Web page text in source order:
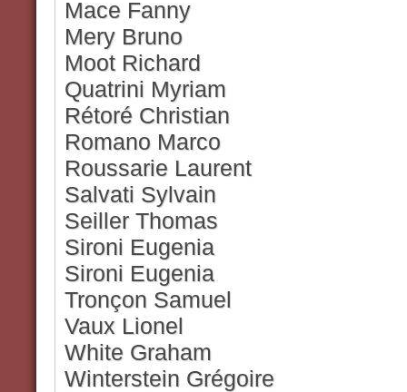
Mace Fanny
Mery Bruno
Moot Richard
Quatrini Myriam
Rétoré Christian
Romano Marco
Roussarie Laurent
Salvati Sylvain
Seiller Thomas
Sironi Eugenia
Sironi Eugenia
Tronçon Samuel
Vaux Lionel
White Graham
Winterstein Grégoire